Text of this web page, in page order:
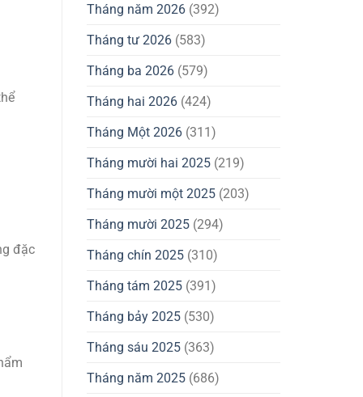
đặc
Tháng năm 2026 (392)
Tháng tư 2026 (583)
Tháng ba 2026 (579)
Tháng hai 2026 (424)
Tháng Một 2026 (311)
Tháng mười hai 2025 (219)
Tháng mười một 2025 (203)
Tháng mười 2025 (294)
Tháng chín 2025 (310)
Tháng tám 2025 (391)
Tháng bảy 2025 (530)
Tháng sáu 2025 (363)
Tháng năm 2025 (686)